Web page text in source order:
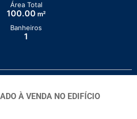
Área Total
100.00 m²
Banheiros
1
À VENDA NO EDIFÍCIO